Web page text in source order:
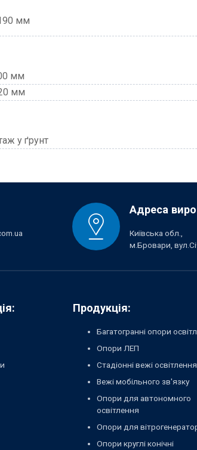
мм
мм
мм
у ґрунт
Адреса
Київська обл.,
м.Бровари,
Продукція:
Багатогранні опори
Опори ЛЕП
Стадіонні вежі освітлення
Вежі мобільного зв'язку
Опори для автономного
освітлення
Опори для
Опори круглі конічні